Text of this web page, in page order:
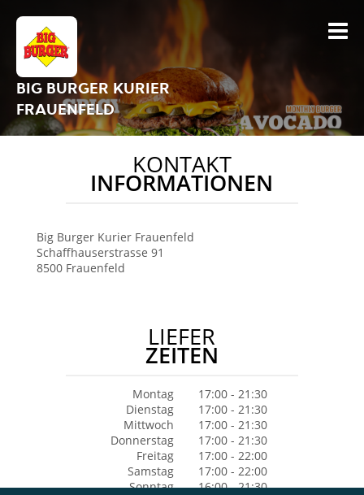
BIG BURGER KURIER
FRAUENFELD
KONTAKT
INFORMATIONEN
Big Burger Kurier Frauenfeld
Schaffhauserstrasse 91
8500 Frauenfeld
LIEFER
ZEITEN
Montag
17:00 - 21:30
Dienstag
17:00 - 21:30
Mittwoch
17:00 - 21:30
Donnerstag
17:00 - 21:30
Freitag
17:00 - 22:00
Samstag
17:00 - 22:00
Sonntag
16:00 - 21:30